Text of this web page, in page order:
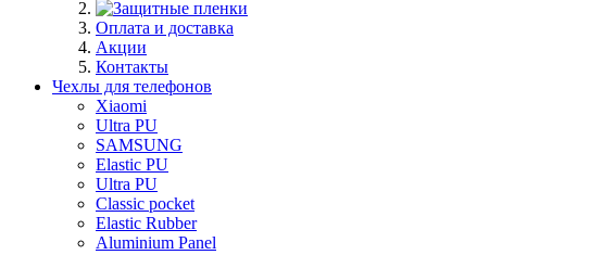
Оплата и доставка
Акции
Контакты
Чехлы для телефонов
Xiaomi
Ultra PU
SAMSUNG
Elastic PU
Ultra PU
Classic pocket
Elastic Rubber
Aluminium Panel